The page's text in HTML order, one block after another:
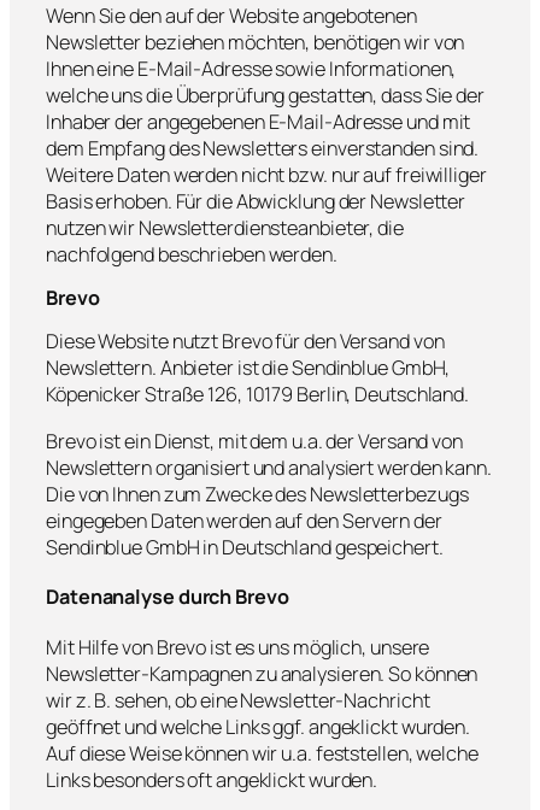
Wenn Sie den auf der Website angebotenen
Newsletter beziehen möchten, benötigen wir von
Ihnen eine E-Mail-Adresse sowie Informationen,
welche uns die Überprüfung gestatten, dass Sie der
Inhaber der angegebenen E-Mail-Adresse und mit
dem Empfang des Newsletters einverstanden sind.
Weitere Daten werden nicht bzw. nur auf freiwilliger
Basis erhoben. Für die Abwicklung der Newsletter
nutzen wir Newsletterdiensteanbieter, die
nachfolgend beschrieben werden.
Brevo
Diese Website nutzt Brevo für den Versand von
Newslettern. Anbieter ist die Sendinblue GmbH,
Köpenicker Straße 126, 10179 Berlin, Deutschland.
Brevo ist ein Dienst, mit dem u.a. der Versand von
Newslettern organisiert und analysiert werden kann.
Die von Ihnen zum Zwecke des Newsletterbezugs
eingegeben Daten werden auf den Servern der
Sendinblue GmbH in Deutschland gespeichert.
Datenanalyse durch Brevo
Mit Hilfe von Brevo ist es uns möglich, unsere
Newsletter-Kampagnen zu analysieren. So können
wir z. B. sehen, ob eine Newsletter-Nachricht
geöffnet und welche Links ggf. angeklickt wurden.
Auf diese Weise können wir u.a. feststellen, welche
Links besonders oft angeklickt wurden.